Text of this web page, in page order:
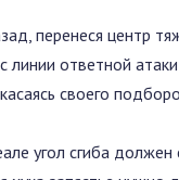
перенеся центр
ответной
своего
угол сгиба